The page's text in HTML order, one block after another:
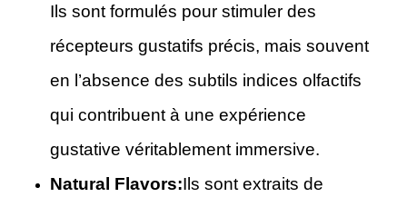
Ils sont formulés pour stimuler des
récepteurs gustatifs précis, mais souvent
en l’absence des subtils indices olfactifs
qui contribuent à une expérience
gustative véritablement immersive.
Natural Flavors:Ils sont extraits de